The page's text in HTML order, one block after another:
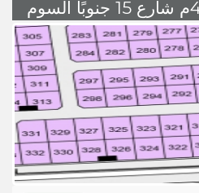
290/د المساحة 406م شارع 15 جنوبًا السوم